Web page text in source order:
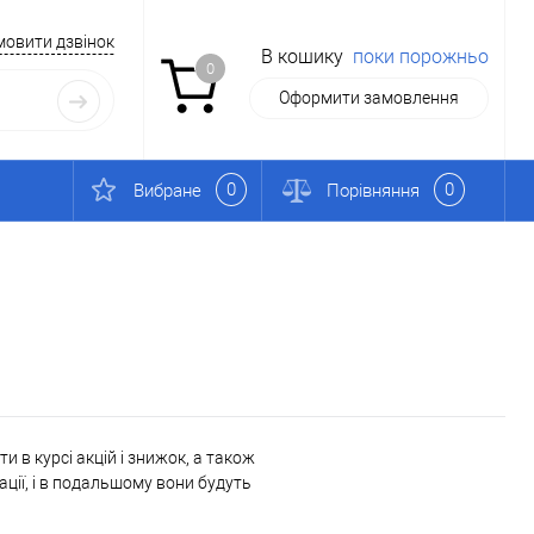
дзвінок
0
В кошику поки порожньо
Оформити замовлення
Вибране 0 Порівняння 0
в курсі акцій і знижок, а також
і в подальшому вони будуть